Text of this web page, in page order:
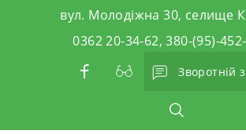
вул. Молодіжна 30, селище
0362 20-34-62, 380-(95)-
Зворотній